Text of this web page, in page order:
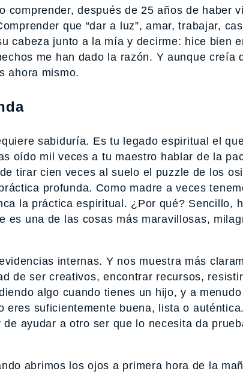
comprender, después de 25 años de haber
que “dar a luz”, amar, trabajar,
cabeza junto a la mía y decirme: hice bien
me han dado la razón. Y aunque creía
ahora mismo.
sabiduría. Es tu legado espiritual el
oído mil veces a tu maestro hablar de la
tirar cien veces al suelo el puzzle de los
profunda. Como madre a veces
la práctica espiritual. ¿Por qué? Sencillo,
es una de las cosas más maravillosas,
internas. Y nos muestra más
de ser creativos, encontrar recursos,
algo cuando tienes un hijo, y a
eres suficientemente buena, lista o
ayudar a otro ser que lo necesita da
abrimos los ojos a primera hora de la